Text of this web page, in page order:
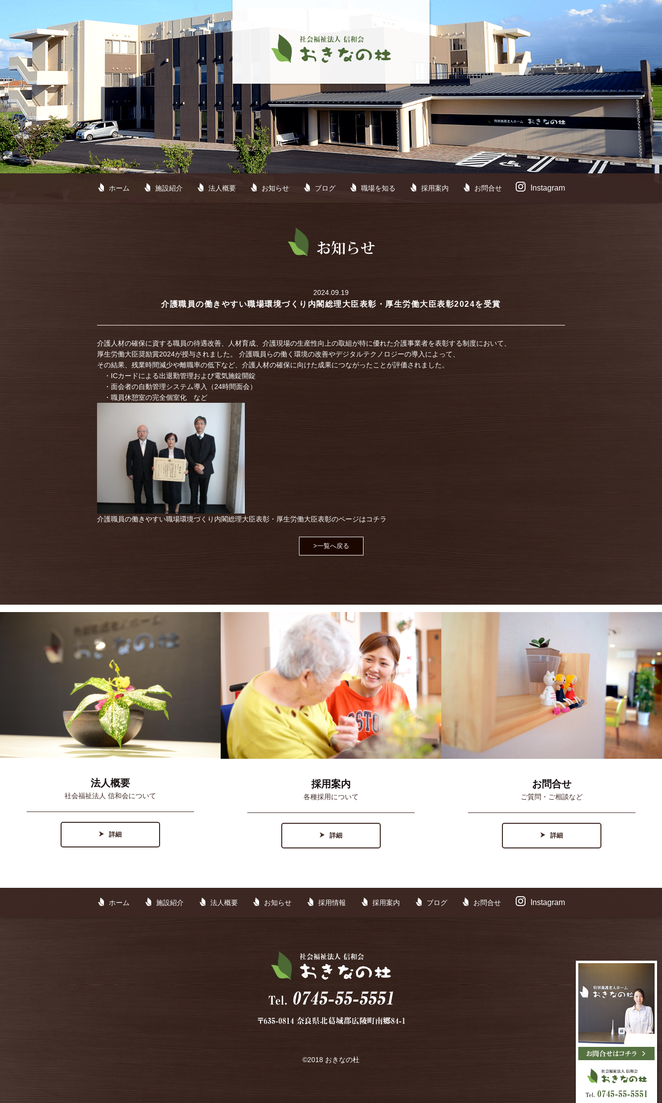
ホーム 施設紹介 法人概要 お知らせ ブログ 職場を知る 採用案内 お問合せ Instagram
2024.09.19
介護職員の働きやすい職場環境づくり内閣総理大臣表彰・厚生労働大臣表彰2024を受賞
介護人材の確保に資する職員の待遇改善、人材育成、介護現場の生産性向上の取組が特に優れた介護事業者を表彰する制度において、
厚生労働大臣奨励賞2024が授与されました。 介護職員らの働く環境の改善やデジタルテクノロジーの導入によって、
その結果、残業時間減少や離職率の低下など、介護人材の確保に向けた成果につながったことが評価されました。
・ICカードによる出退勤管理および電気施錠開錠
・面会者の自動管理システム導入（24時間面会）
・職員休憩室の完全個室化 など
介護職員の働きやすい職場環境づくり内閣総理大臣表彰・厚生労働大臣表彰のページはコチラ
>一覧へ戻る
法人概要
社会福祉法人 信和会について
詳細
採用案内
各種採用について
詳細
お問合せ
ご質問・ご相談など
詳細
ホーム 施設紹介 法人概要 お知らせ 採用情報 採用案内 ブログ お問合せ Instagram
©2018 おきなの杜